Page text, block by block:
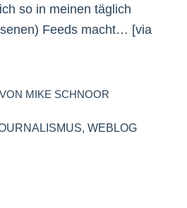
so in meinen täglich
Feeds macht… [via
VON MIKE SCHNOOR
WEBLOG